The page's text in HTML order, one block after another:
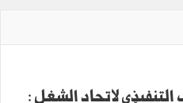
لاتحاد الشغل :